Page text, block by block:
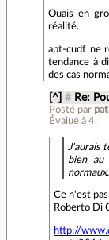
Ouais en
réalité.
apt-cudf ne
tendance à
des cas
[^] # Re:
Posté par
Évalué à 4.
J'aurais
bien au
normaux.
Ce n'est
Roberto Di
http://